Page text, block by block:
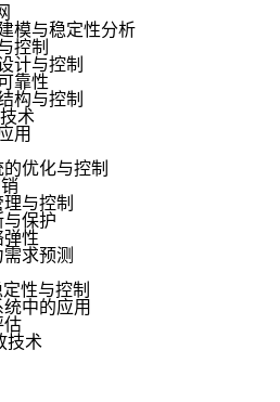
模与稳定性分析
控制
计与控制
靠性
构与控制
术
用
优化与控制
与控制
保护
性
求预测
性与控制
中的应用
估
技术